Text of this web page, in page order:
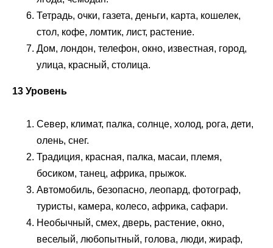
Тетрадь, очки, газета, деньги, карта, кошелек,
стол, кофе, ломтик, лист, растение.
Дом, лондон, телефон, окно, известная, город,
улица, красный, столица.
13 Уровень
Север, климат, палка, солнце, холод, рога, дети,
олень, снег.
Традиция, красная, палка, масаи, племя,
босиком, танец, африка, прыжок.
Автомобиль, безопасно, леопард, фотограф,
туристы, камера, колесо, африка, сафари.
Необычный, смех, дверь, растение, окно,
веселый, любопытный, голова, люди, жираф,